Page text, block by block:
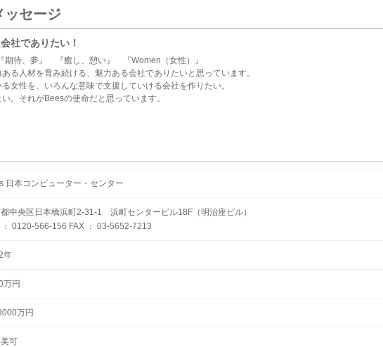
ッセージ
社でありたい！
待、夢』 『癒し、憩い』 『Women（女性）』
る人材を育み続ける、魅力ある会社でありたいと思っています。
女性を、いろんな意味で支援していける会社を作りたい。
。それがBeesの使命だと思っています。
日本コンピューター・センター
中央区日本橋浜町2-31-1 浜町センタービル18F（明治座ビル）
： 0120-566-156 FAX ： 03-5652-7213
年
万円
万円
可